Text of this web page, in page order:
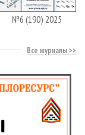
№6 (190) 2025
Все журналы